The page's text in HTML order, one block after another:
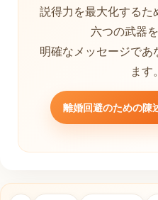
説得力を最大化するた
六つの武器を
明確なメッセージであ
ます。
離婚回避のための陳